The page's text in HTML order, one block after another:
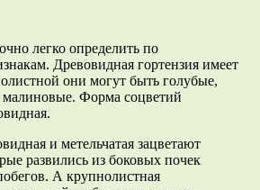
легко определить по
Древовидная гортензия имеет
они могут быть голубые,
малиновые. Форма соцветий
и метельчатая зацветают
развились из боковых почек
А крупнолистная